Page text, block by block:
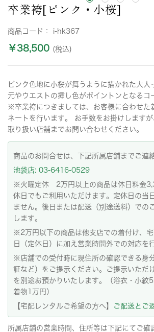
卒業袴[ピンク・小桜]
商品コード： i-hk367
￥38,500 (税込)
ピンク色地に小桜が舞うように描かれた大人
元やウエストの挿し色がポイントンとなるコ
※卒業袴につきましては、お客様に合わせた
ネートを行います。 お手数をお掛けします
取り扱い店舗までお問い合わせください。
商品のお問合せは、下記所属店舗までご連
池袋店: 03-6416-0529
※火曜定休 2万円以上の商品は休日料金
休日でもご利用いただけます。定休日の当
ません。後日または配送（別途送料）での
します。
※2万円以下の商品は他支店での着付け、
日（定休日）に加え営業時間外での対応を
※店舗での受付時に現住所の確認できる身
証など）をご提示ください。ご提示いただ
を別途お預かりいたします。（浴衣・小紋
着物1万円）
【宅配レンタルご希望の方へ】
ご配送とご
所属店舗の営業時間、住所等は下記にてご確